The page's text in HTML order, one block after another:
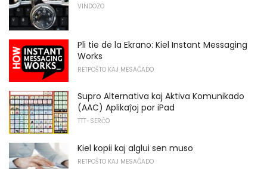
VINDOZO
Pli tie de la Ekrano: Kiel Instant Messaging
Works
RETPOŜTO KAJ MESAĜADO
Supro Alternativa kaj Aktiva Komunikado
(AAC) Aplikaĵoj por iPad
TTT-SERĈO
Kiel kopii kaj alglui sen muso
RETPOŜTO KAJ MESAĜADO